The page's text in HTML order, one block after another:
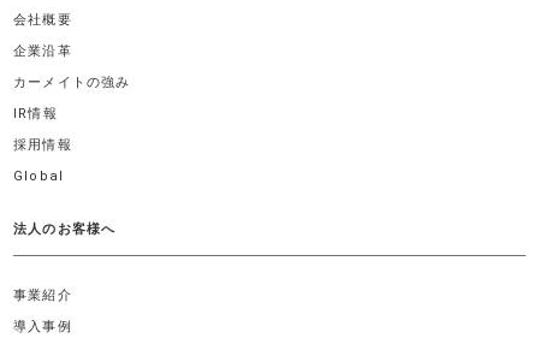
会社概要
企業沿革
カーメイトの強み
IR情報
採用情報
Global
法人のお客様へ
事業紹介
導入事例